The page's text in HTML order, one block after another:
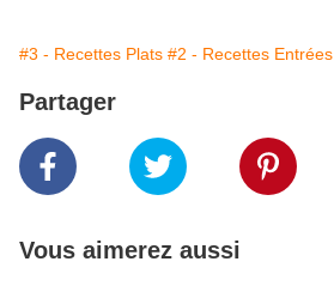
#3 - Recettes Plats #2 - Recettes Entrées
Partager
Vous aimerez aussi